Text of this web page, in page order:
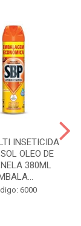
INSETICIDA
OLEO DE
380ML
6000